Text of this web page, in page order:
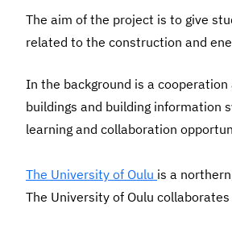
The aim of the project is to give
related to the construction and
In the background is a
buildings and building information
learning and collaboration
The University of Oulu is a
The University of Oulu